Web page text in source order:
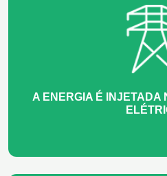
A ENERGIA É INJETADA